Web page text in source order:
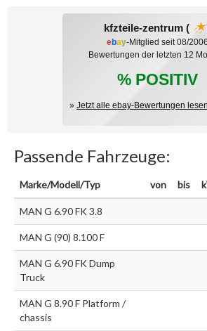
kfzteile-zentrum (
ebay-Mitglied seit 08/2006
Bewertungen der letzten 12
% POSITIV
» Jetzt alle ebay-Bewertungen lesen
Passende Fahrzeuge:
Marke/Modell/Typ von bis
MAN G 6.90 FK 3.8
MAN G (90) 8.100 F
MAN G 6.90 FK Dump
Truck
MAN G 8.90 F Platform /
chassis